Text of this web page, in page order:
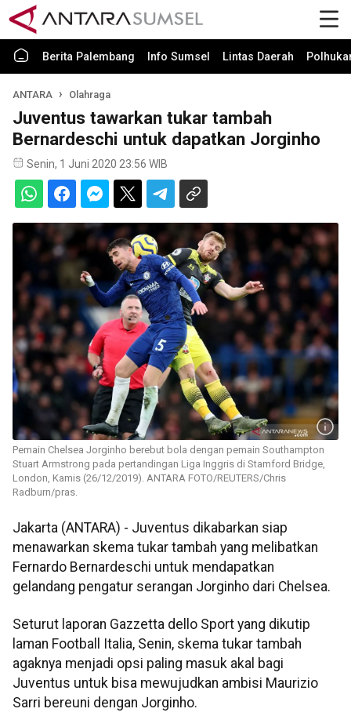
Berita Palembang Info Sumsel Lintas Daerah
ANTARA Olahraga
Juventus tawarkan tukar tambah
Bernardeschi untuk dapatkan Jorginho
Senin, 1 Juni 2020 23:56 WIB
Pemain Chelsea Jorginho berebut bola dengan pemain Southampton
Stuart Armstrong pada pertandingan Liga Inggris di Stamford Bridge,
London, Kamis (26/12/2019). ANTARA FOTO/REUTERS/Chris
Radburn/pras.
Jakarta (ANTARA) - Juventus dikabarkan siap
menawarkan skema tukar tambah yang melibatkan
Fernardo Bernardeschi untuk mendapatkan
gelandang pengatur serangan Jorginho dari Chelsea.
Seturut laporan Gazzetta dello Sport yang dikutip
laman Football Italia, Senin, skema tukar tambah
agaknya menjadi opsi paling masuk akal bagi
Juventus untuk bisa mewujudkan ambisi Maurizio
Sarri bereuni dengan Jorginho.